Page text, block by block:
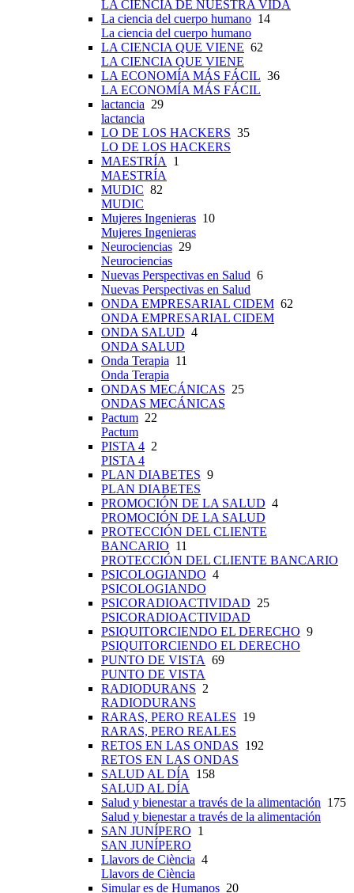
LA CIENCIA DE NUESTRA VIDA
La ciencia del cuerpo humano 14
La ciencia del cuerpo humano
LA CIENCIA QUE VIENE 62
LA CIENCIA QUE VIENE
LA ECONOMÍA MÁS FÁCIL 36
LA ECONOMÍA MÁS FÁCIL
lactancia 29
lactancia
LO DE LOS HACKERS 35
LO DE LOS HACKERS
MAESTRÍA 1
MAESTRÍA
MUDIC 82
MUDIC
Mujeres Ingenieras 10
Mujeres Ingenieras
Neurociencias 29
Neurociencias
Nuevas Perspectivas en Salud 6
Nuevas Perspectivas en Salud
ONDA EMPRESARIAL CIDEM 62
ONDA EMPRESARIAL CIDEM
ONDA SALUD 4
ONDA SALUD
Onda Terapia 11
Onda Terapia
ONDAS MECÁNICAS 25
ONDAS MECÁNICAS
Pactum 22
Pactum
PISTA 4 2
PISTA 4
PLAN DIABETES 9
PLAN DIABETES
PROMOCIÓN DE LA SALUD 4
PROMOCIÓN DE LA SALUD
PROTECCIÓN DEL CLIENTE
BANCARIO 11
PROTECCIÓN DEL CLIENTE BANCARIO
PSICOLOGIANDO 4
PSICOLOGIANDO
PSICORADIOACTIVIDAD 25
PSICORADIOACTIVIDAD
PSIQUITORCIENDO EL DERECHO 9
PSIQUITORCIENDO EL DERECHO
PUNTO DE VISTA 69
PUNTO DE VISTA
RADIODURANS 2
RADIODURANS
RARAS, PERO REALES 19
RARAS, PERO REALES
RETOS EN LAS ONDAS 192
RETOS EN LAS ONDAS
SALUD AL DÍA 158
SALUD AL DÍA
Salud y bienestar a través de la alimentación 175
Salud y bienestar a través de la alimentación
SAN JUNÍPERO 1
SAN JUNÍPERO
Llavors de Ciència 4
Llavors de Ciència
Simular es de Humanos 20